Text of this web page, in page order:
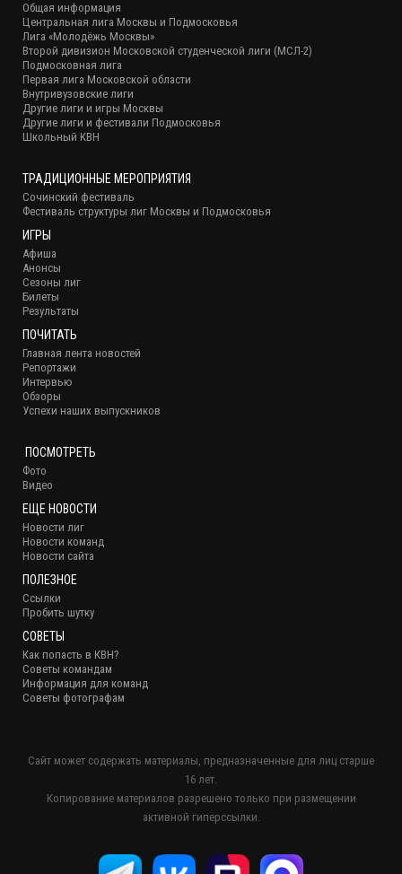
Общая информация
Центральная лига Москвы и Подмосковья
Лига «Молодёжь Москвы»
Второй дивизион Московской студенческой лиги (МСЛ-2)
Подмосковная лига
Первая лига Московской области
Внутривузовские лиги
Другие лиги и игры Москвы
Другие лиги и фестивали Подмосковья
Школьный КВН
ТРАДИЦИОННЫЕ МЕРОПРИЯТИЯ
Сочинский фестиваль
Фестиваль структуры лиг Москвы и Подмосковья
ИГРЫ
Афиша
Анонсы
Сезоны лиг
Билеты
Результаты
ПОЧИТАТЬ
Главная лента новостей
Репортажи
Интервью
Обзоры
Успехи наших выпускников
ПОСМОТРЕТЬ
Фото
Видео
ЕЩЕ НОВОСТИ
Новости лиг
Новости команд
Новости сайта
ПОЛЕЗНОЕ
Ссылки
Пробить шутку
СОВЕТЫ
Как попасть в КВН?
Советы командам
Информация для команд
Советы фотографам
Сайт может содержать материалы, предназначенные для лиц старше
16 лет.
Копирование материалов разрешено только при размещении
активной гиперссылки.